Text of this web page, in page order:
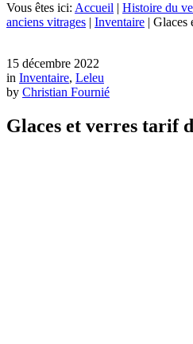
Vous êtes ici: Accueil | Histoire du
anciens vitrages | Inventaire | Glaces
15 décembre 2022
in Inventaire, Leleu
by Christian Fournié
Glaces et verres tarif